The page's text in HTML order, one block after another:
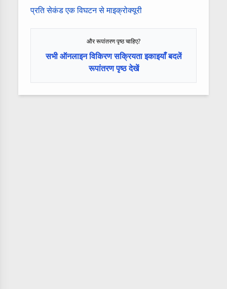
प्रति सेकंड एक विघटन से माइक्रोक्यूरी
और रूपांतरण पृष्ठ चाहिए?
सभी ऑनलाइन विकिरण सक्रियता इकाइयाँ बदलें
रूपांतरण पृष्ठ देखें